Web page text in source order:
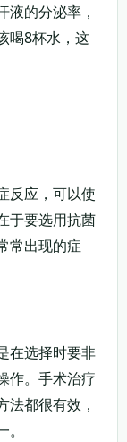
液的分泌率，
喝8杯水，这
反应，可以使
于要选用抗菌
常出现的症
在选择时要非
作。手术治疗
都很有效，